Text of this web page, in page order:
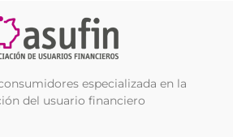
especializada en la
del usuario financiero